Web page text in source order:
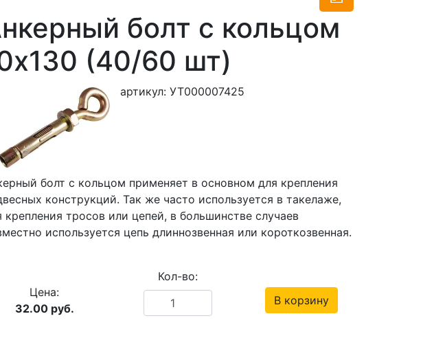
болт с кольцом
(40/60 шт)
артикул: УТ000007425
болт с кольцом применяет в основном для крепления
конструкций. Так же часто используется в такелаже,
крепления тросов или цепей, в большинстве случаев
используется цепь длиннозвенная или короткозвенная.
Цена:
32.00 руб.
Кол-во:
В корзину